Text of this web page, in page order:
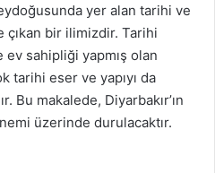
yer alan tarihi ve
bir ilimizdir. Tarihi
sahipliği yapmış olan
tarihi eser ve yapıyı da
Bu makalede, Diyarbakır’ın
üzerinde durulacaktır.